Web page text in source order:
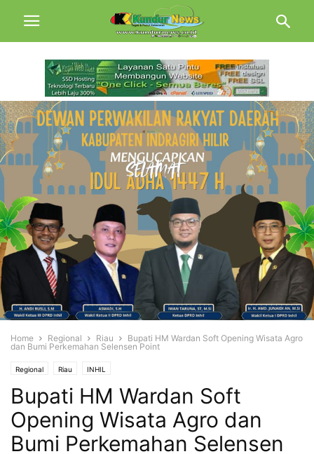
Home Regional Riau
Bupati HM Wardan Soft Opening Wisata Agro
dan Bumi Perkemahan Selensen Point
Regional Riau INHIL
Bupati HM Wardan Soft
Opening Wisata Agro dan
Bumi Perkemahan Selensen